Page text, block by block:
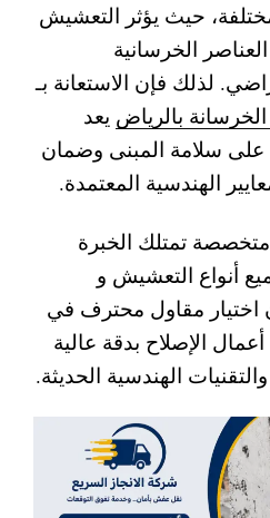
حيث يؤثر التعشيش
الخرسانية
لذلك فإن الاستعانة بـ
بالرياض يعد
سلامة المبنى وضمان
الهندسية المعتمدة.
تمتلك الخبرة
أنواع التعشيش و
اختيار مقاول محترف في
الإصلاح بدقة عالية
الهندسية الحديثة.